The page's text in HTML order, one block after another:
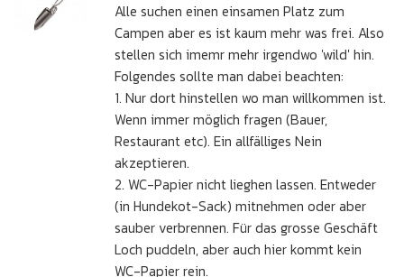
Alle suchen einen einsamen Platz zum
Campen aber es ist kaum mehr was frei. Also
stellen sich imemr mehr irgendwo 'wild' hin.
Folgendes sollte man dabei beachten:
1. Nur dort hinstellen wo man willkommen ist.
Wenn immer möglich fragen (Bauer,
Restaurant etc). Ein allfälliges Nein
akzeptieren.
2. WC-Papier nicht lieghen lassen. Entweder
(in Hundekot-Sack) mitnehmen oder aber
sauber verbrennen. Für das grosse Geschäft
Loch puddeln, aber auch hier kommt kein
WC-Papier rein.